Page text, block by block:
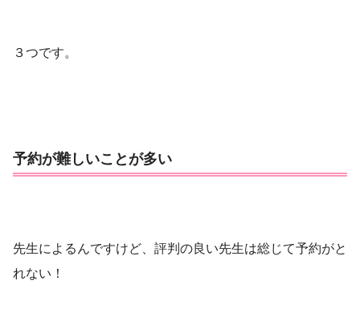
３つです。
予約が難しいことが多い
先生によるんですけど、評判の良い先生は総じて予約がと
れない！